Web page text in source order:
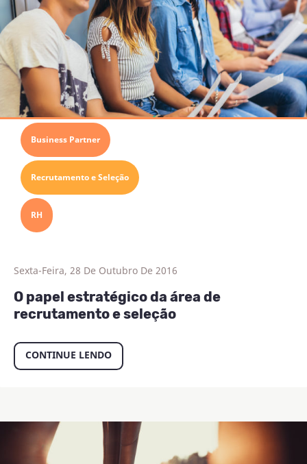
Business Partner
Recrutamento e Seleção
RH
Sexta-Feira, 28 De Outubro De 2016
O papel estratégico da área de
recrutamento e seleção
CONTINUE LENDO